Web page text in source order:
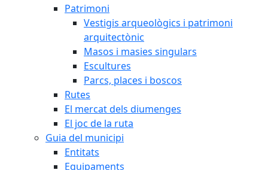
Patrimoni
Vestigis arqueològics i patrimoni
arquitectònic
Masos i masies singulars
Escultures
Parcs, places i boscos
Rutes
El mercat dels diumenges
El joc de la ruta
Guia del municipi
Entitats
Equipaments